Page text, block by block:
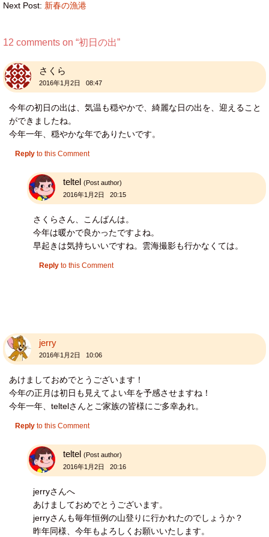
Next Post: 新春の漁港
12 comments on “初日の出”
さくら
2016年1月2日 08:47
今年の初日の出は、気温も穏やかで、綺麗な日の出を、迎えること
ができましたね。
今年一年、穏やかな年でありたいです。
Reply to this Comment
teltel (Post author)
2016年1月2日 20:15
さくらさん、こんばんは。
今年は暖かで良かったですよね。
早起きは気持ちいいですね。雲海撮影も行かなくては。
Reply to this Comment
jerry
2016年1月2日 10:06
あけましておめでとうございます！
今年の正月は初日も見えてよい年を予感させますね！
今年一年、teltelさんとご家族の皆様にご多幸あれ。
Reply to this Comment
teltel (Post author)
2016年1月2日 20:16
jerryさんへ
あけましておめでとうございます。
jerryさんも毎年恒例の山登りに行かれたのでしょうか？
昨年同様、今年もよろしくお願いいたします。